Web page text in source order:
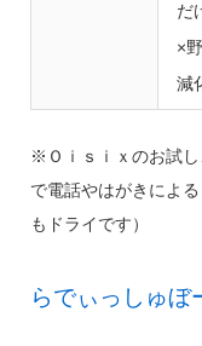
だ
×
減
※Ｏｉｓｉｘのお試
で電話やはがきによ
もドライです）
らでぃっしゅぼ